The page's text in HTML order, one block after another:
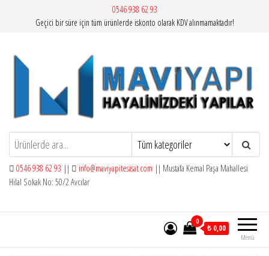
0546 938 62 93
Geçici bir süre için tüm ürünlerde iskonto olarak KDV alınmamaktadır!
Mavi Yapı | Vitra Artema
0546 938 62 93 || info@maviyapitesisat.com || Mustafa Kemal Paşa Mahallesi
Hilal Sokak No: 50/2 Avcılar
Menü
0
₺ 0,00